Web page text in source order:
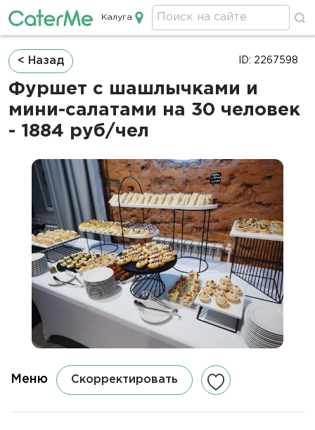
Кейтеринг в Калуге
Калуга
Строка
навигации
< Назад
Фуршет с шашлычками и
мини-салатами на 30 человек
- 1884 руб/чел
ID: 2267598
Меню Скорректировать